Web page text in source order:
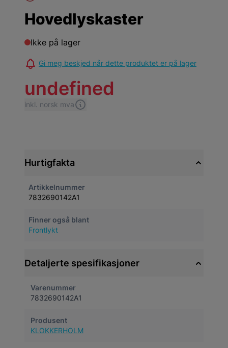
Hovedlyskaster
Ikke på lager
Gi meg beskjed når dette produktet er på lager
undefined
inkl. norsk mva
Hurtigfakta
Artikkelnummer
7832690142A1
Finner også blant
Frontlykt
Detaljerte spesifikasjoner
Varenummer
7832690142A1
Produsent
KLOKKERHOLM